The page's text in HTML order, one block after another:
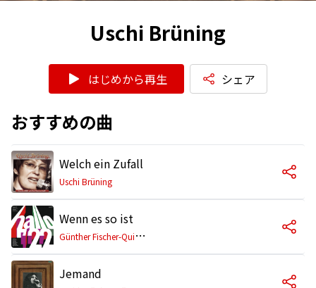
Uschi Brüning
はじめから再生 シェア
おすすめの曲
Welch ein Zufall
Uschi Brüning
Wenn es so ist
G
ünther Fischer-Quintett,Uschi Brüning
Jemand